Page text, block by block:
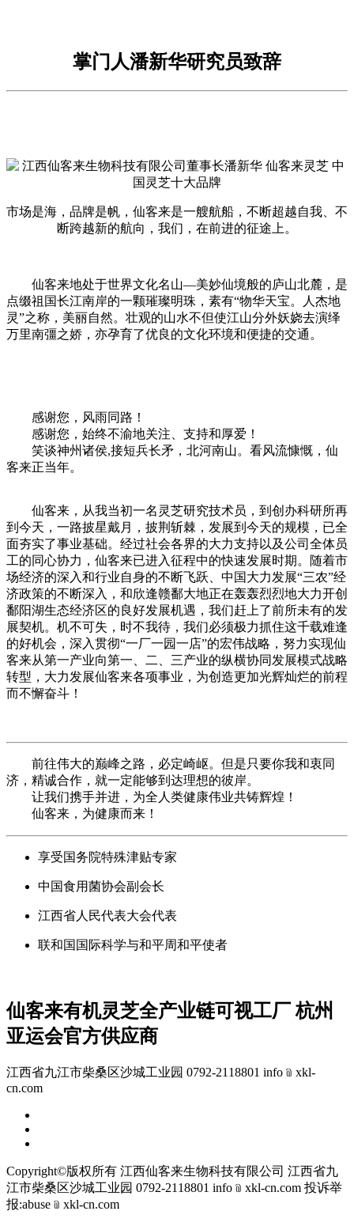
掌门人潘新华研究员致辞
市场是海，品牌是帆，仙客来是一艘航船，不断超越自我、不
断跨越新的航向，我们，在前进的征途上。
仙客来地处于世界文化名山—美妙仙境般的庐山北麓，是
点缀祖国长江南岸的一颗璀璨明珠，素有“物华天宝。人杰地
灵”之称，美丽自然。壮观的山水不但使江山分外妖娆去演绎
万里南彊之娇，亦孕育了优良的文化环境和便捷的交通。
感谢您，风雨同路！
感谢您，始终不渝地关注、支持和厚爱！
笑谈神州诸侯,接短兵长矛，北河南山。看风流慷慨，仙
客来正当年。
仙客来，从我当初一名灵芝研究技术员，到创办科研所再
到今天，一路披星戴月，披荆斩棘，发展到今天的规模，已全
面夯实了事业基础。经过社会各界的大力支持以及公司全体员
工的同心协力，仙客来已进入征程中的快速发展时期。随着市
场经济的深入和行业自身的不断飞跃、中国大力发展“三农”经
济政策的不断深入，和欣逢赣鄱大地正在轰轰烈烈地大力开创
鄱阳湖生态经济区的良好发展机遇，我们赶上了前所未有的发
展契机。机不可失，时不我待，我们必须极力抓住这千载难逢
的好机会，深入贯彻“一厂一园一店”的宏伟战略，努力实现仙
客来从第一产业向第一、二、三产业的纵横协同发展模式战略
转型，大力发展仙客来各项事业，为创造更加光辉灿烂的前程
而不懈奋斗！
前往伟大的巅峰之路，必定崎岖。但是只要你我和衷同
济，精诚合作，就一定能够到达理想的彼岸。
让我们携手并进，为全人类健康伟业共铸辉煌！
仙客来，为健康而来！
享受国务院特殊津贴专家
中国食用菌协会副会长
江西省人民代表大会代表
联和国国际科学与和平周和平使者
仙客来有机灵芝全产业链可视工厂 杭州
亚运会官方供应商
江西省九江市柴桑区沙城工业园 0792-2118801 info﹫xkl-
cn.com
Copyright©版权所有 江西仙客来生物科技有限公司 江西省九
江市柴桑区沙城工业园 0792-2118801 info﹫xkl-cn.com 投诉举
报:abuse﹫xkl-cn.com